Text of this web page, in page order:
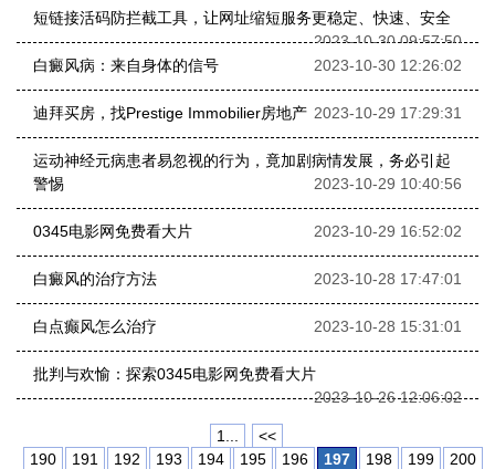
短链接活码防拦截工具，让网址缩短服务更稳定、快速、安全
2023-10-30 09:57:50
白癜风病：来自身体的信号
2023-10-30 12:26:02
迪拜买房，找Prestige Immobilier房地产 2023-10-29 17:29:31
运动神经元病患者易忽视的行为，竟加剧病情发展，务必引起
警惕
2023-10-29 10:40:56
0345电影网免费看大片 2023-10-29 16:52:02
白癜风的治疗方法 2023-10-28 17:47:01
白点癫风怎么治疗 2023-10-28 15:31:01
批判与欢愉：探索0345电影网免费看大片
2023-10-26 12:06:02
1...
<<
190
191 192 193 194 195 196 197 198 199
200